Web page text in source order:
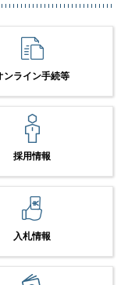
ンライン手続等
採用情報
入札情報